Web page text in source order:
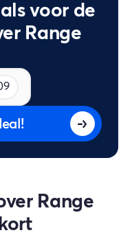
Range
voor de
Range